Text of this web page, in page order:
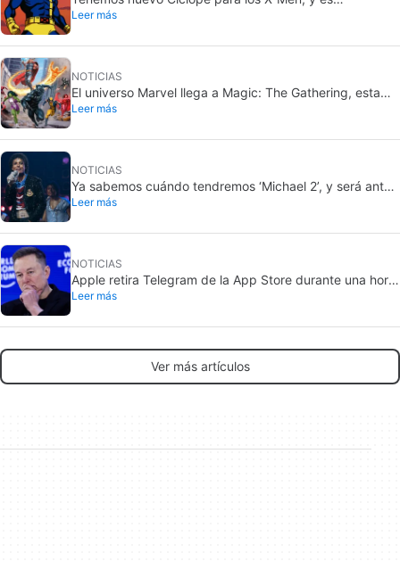
simplemente perfecto
Leer más
NOTICIAS
El universo Marvel llega a Magic: The Gathering, esta
vez por todo lo alto
Leer más
NOTICIAS
Ya sabemos cuándo tendremos ‘Michael 2’, y será antes
de lo que imaginas
Leer más
NOTICIAS
Apple retira Telegram de la App Store durante una hora,
pero no toca X
Leer más
Ver más artículos